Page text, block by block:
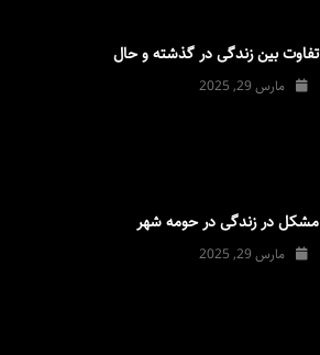
تفاوت بین زندگی در گذشته و حال
مارس 29, 2025
مشکل در زندگی در حومه شهر
مارس 29, 2025